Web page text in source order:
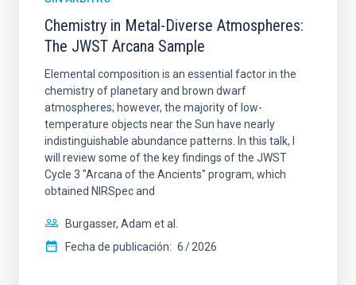
Chemistry in Metal-Diverse Atmospheres:
The JWST Arcana Sample
Elemental composition is an essential factor in the
chemistry of planetary and brown dwarf
atmospheres; however, the majority of low-
temperature objects near the Sun have nearly
indistinguishable abundance patterns. In this talk, I
will review some of the key findings of the JWST
Cycle 3 "Arcana of the Ancients" program, which
obtained NIRSpec and
Burgasser, Adam et al.
Fecha de publicación: 6 2026